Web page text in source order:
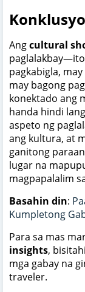
Angcultural
pagkabigla,
may bagong
konektado ang
handa hindi
aspeto ng
ang kultura, at
ganitong
lugar na
magpapalalim
Basahin din:
Kumpletong
Para sa mas
insights,
mga gabay na
traveler.